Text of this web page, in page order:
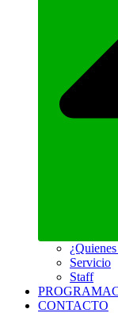
Servicio
Staff
CONTACTO